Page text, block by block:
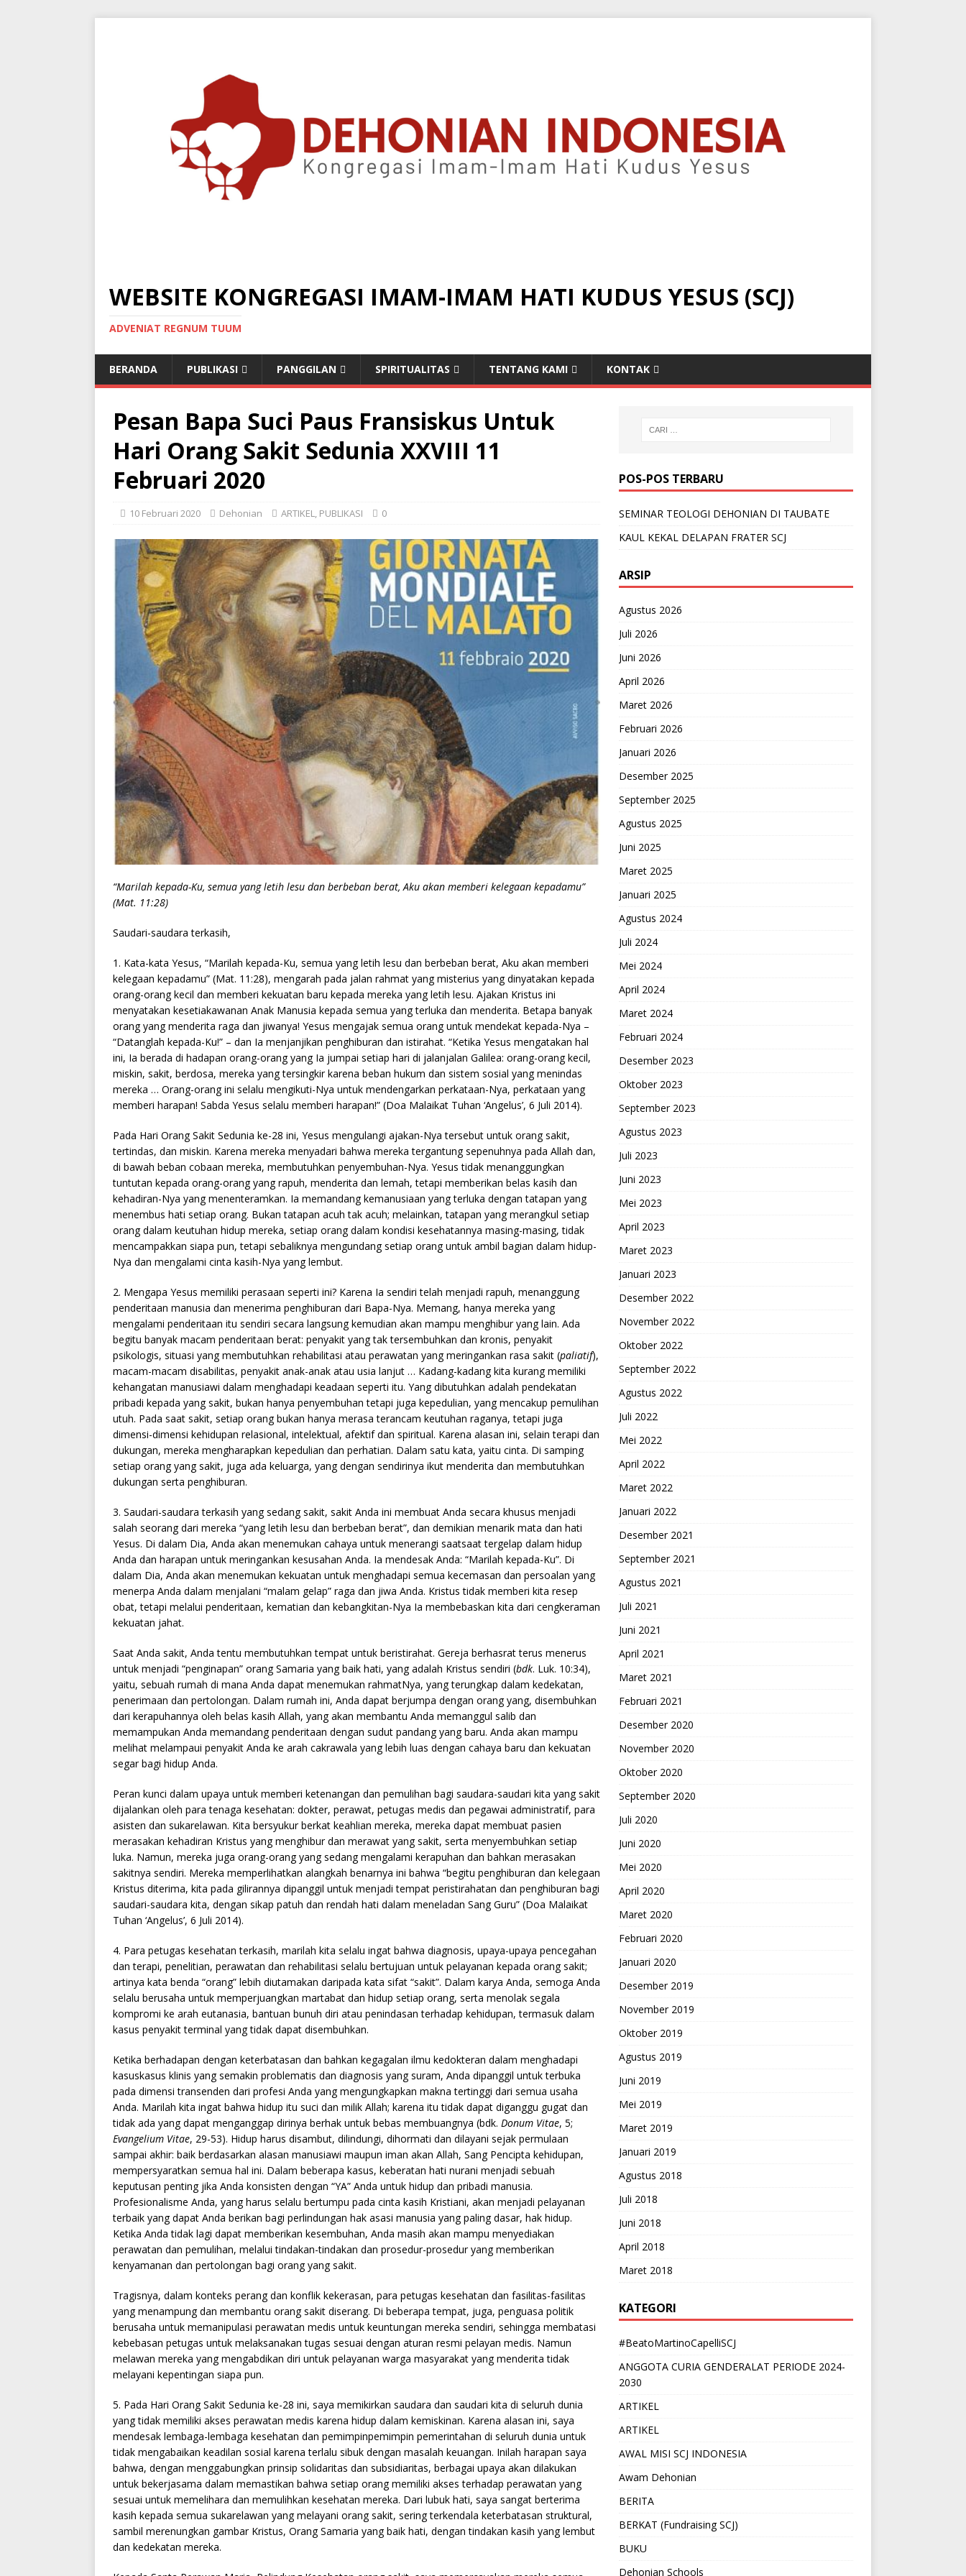
WEBSITE KONGREGASI IMAM-IMAM HATI KUDUS YESUS (SCJ)
ADVENIAT REGNUM TUUM
BERANDA PUBLIKASI PANGGILAN SPIRITUALITAS TENTANG KAMI KONTAK
Pesan Bapa Suci Paus Fransiskus Untuk
Hari Orang Sakit Sedunia XXVIII 11
Februari 2020
10 Februari 2020 Dehonian ARTIKEL, PUBLIKASI 0
“Marilah kepada-Ku, semua yang letih lesu dan berbeban berat, Aku akan memberi kelegaan kepadamu”
(Mat. 11:28)
Saudari-saudara terkasih,
1. Kata-kata Yesus, “Marilah kepada-Ku, semua yang letih lesu dan berbeban berat, Aku akan memberi
kelegaan kepadamu” (Mat. 11:28), mengarah pada jalan rahmat yang misterius yang dinyatakan kepada
orang-orang kecil dan memberi kekuatan baru kepada mereka yang letih lesu. Ajakan Kristus ini
menyatakan kesetiakawanan Anak Manusia kepada semua yang terluka dan menderita. Betapa banyak
orang yang menderita raga dan jiwanya! Yesus mengajak semua orang untuk mendekat kepada-Nya –
“Datanglah kepada-Ku!” – dan Ia menjanjikan penghiburan dan istirahat. “Ketika Yesus mengatakan hal
ini, Ia berada di hadapan orang-orang yang Ia jumpai setiap hari di jalanjalan Galilea: orang-orang kecil,
miskin, sakit, berdosa, mereka yang tersingkir karena beban hukum dan sistem sosial yang menindas
mereka … Orang-orang ini selalu mengikuti-Nya untuk mendengarkan perkataan-Nya, perkataan yang
memberi harapan! Sabda Yesus selalu memberi harapan!” (Doa Malaikat Tuhan ‘Angelus’, 6 Juli 2014).
Pada Hari Orang Sakit Sedunia ke-28 ini, Yesus mengulangi ajakan-Nya tersebut untuk orang sakit,
tertindas, dan miskin. Karena mereka menyadari bahwa mereka tergantung sepenuhnya pada Allah dan,
di bawah beban cobaan mereka, membutuhkan penyembuhan-Nya. Yesus tidak menanggungkan
tuntutan kepada orang-orang yang rapuh, menderita dan lemah, tetapi memberikan belas kasih dan
kehadiran-Nya yang menenteramkan. Ia memandang kemanusiaan yang terluka dengan tatapan yang
menembus hati setiap orang. Bukan tatapan acuh tak acuh; melainkan, tatapan yang merangkul setiap
orang dalam keutuhan hidup mereka, setiap orang dalam kondisi kesehatannya masing-masing, tidak
mencampakkan siapa pun, tetapi sebaliknya mengundang setiap orang untuk ambil bagian dalam hidup-
Nya dan mengalami cinta kasih-Nya yang lembut.
2. Mengapa Yesus memiliki perasaan seperti ini? Karena Ia sendiri telah menjadi rapuh, menanggung
penderitaan manusia dan menerima penghiburan dari Bapa-Nya. Memang, hanya mereka yang
mengalami penderitaan itu sendiri secara langsung kemudian akan mampu menghibur yang lain. Ada
begitu banyak macam penderitaan berat: penyakit yang tak tersembuhkan dan kronis, penyakit
psikologis, situasi yang membutuhkan rehabilitasi atau perawatan yang meringankan rasa sakit (paliatif),
macam-macam disabilitas, penyakit anak-anak atau usia lanjut … Kadang-kadang kita kurang memiliki
kehangatan manusiawi dalam menghadapi keadaan seperti itu. Yang dibutuhkan adalah pendekatan
pribadi kepada yang sakit, bukan hanya penyembuhan tetapi juga kepedulian, yang mencakup pemulihan
utuh. Pada saat sakit, setiap orang bukan hanya merasa terancam keutuhan raganya, tetapi juga
dimensi-dimensi kehidupan relasional, intelektual, afektif dan spiritual. Karena alasan ini, selain terapi dan
dukungan, mereka mengharapkan kepedulian dan perhatian. Dalam satu kata, yaitu cinta. Di samping
setiap orang yang sakit, juga ada keluarga, yang dengan sendirinya ikut menderita dan membutuhkan
dukungan serta penghiburan.
3. Saudari-saudara terkasih yang sedang sakit, sakit Anda ini membuat Anda secara khusus menjadi
salah seorang dari mereka “yang letih lesu dan berbeban berat”, dan demikian menarik mata dan hati
Yesus. Di dalam Dia, Anda akan menemukan cahaya untuk menerangi saatsaat tergelap dalam hidup
Anda dan harapan untuk meringankan kesusahan Anda. Ia mendesak Anda: “Marilah kepada-Ku”. Di
dalam Dia, Anda akan menemukan kekuatan untuk menghadapi semua kecemasan dan persoalan yang
menerpa Anda dalam menjalani “malam gelap” raga dan jiwa Anda. Kristus tidak memberi kita resep
obat, tetapi melalui penderitaan, kematian dan kebangkitan-Nya Ia membebaskan kita dari cengkeraman
kekuatan jahat.
Saat Anda sakit, Anda tentu membutuhkan tempat untuk beristirahat. Gereja berhasrat terus menerus
untuk menjadi “penginapan” orang Samaria yang baik hati, yang adalah Kristus sendiri (bdk. Luk. 10:34),
yaitu, sebuah rumah di mana Anda dapat menemukan rahmatNya, yang terungkap dalam kedekatan,
penerimaan dan pertolongan. Dalam rumah ini, Anda dapat berjumpa dengan orang yang, disembuhkan
dari kerapuhannya oleh belas kasih Allah, yang akan membantu Anda memanggul salib dan
memampukan Anda memandang penderitaan dengan sudut pandang yang baru. Anda akan mampu
melihat melampaui penyakit Anda ke arah cakrawala yang lebih luas dengan cahaya baru dan kekuatan
segar bagi hidup Anda.
Peran kunci dalam upaya untuk memberi ketenangan dan pemulihan bagi saudara-saudari kita yang sakit
dijalankan oleh para tenaga kesehatan: dokter, perawat, petugas medis dan pegawai administratif, para
asisten dan sukarelawan. Kita bersyukur berkat keahlian mereka, mereka dapat membuat pasien
merasakan kehadiran Kristus yang menghibur dan merawat yang sakit, serta menyembuhkan setiap
luka. Namun, mereka juga orang-orang yang sedang mengalami kerapuhan dan bahkan merasakan
sakitnya sendiri. Mereka memperlihatkan alangkah benarnya ini bahwa “begitu penghiburan dan kelegaan
Kristus diterima, kita pada gilirannya dipanggil untuk menjadi tempat peristirahatan dan penghiburan bagi
saudari-saudara kita, dengan sikap patuh dan rendah hati dalam meneladan Sang Guru” (Doa Malaikat
Tuhan ‘Angelus’, 6 Juli 2014).
4. Para petugas kesehatan terkasih, marilah kita selalu ingat bahwa diagnosis, upaya-upaya pencegahan
dan terapi, penelitian, perawatan dan rehabilitasi selalu bertujuan untuk pelayanan kepada orang sakit;
artinya kata benda “orang” lebih diutamakan daripada kata sifat “sakit”. Dalam karya Anda, semoga Anda
selalu berusaha untuk memperjuangkan martabat dan hidup setiap orang, serta menolak segala
kompromi ke arah eutanasia, bantuan bunuh diri atau penindasan terhadap kehidupan, termasuk dalam
kasus penyakit terminal yang tidak dapat disembuhkan.
Ketika berhadapan dengan keterbatasan dan bahkan kegagalan ilmu kedokteran dalam menghadapi
kasuskasus klinis yang semakin problematis dan diagnosis yang suram, Anda dipanggil untuk terbuka
pada dimensi transenden dari profesi Anda yang mengungkapkan makna tertinggi dari semua usaha
Anda. Marilah kita ingat bahwa hidup itu suci dan milik Allah; karena itu tidak dapat diganggu gugat dan
tidak ada yang dapat menganggap dirinya berhak untuk bebas membuangnya (bdk. Donum Vitae, 5;
Evangelium Vitae, 29-53). Hidup harus disambut, dilindungi, dihormati dan dilayani sejak permulaan
sampai akhir: baik berdasarkan alasan manusiawi maupun iman akan Allah, Sang Pencipta kehidupan,
mempersyaratkan semua hal ini. Dalam beberapa kasus, keberatan hati nurani menjadi sebuah
keputusan penting jika Anda konsisten dengan “YA” Anda untuk hidup dan pribadi manusia.
Profesionalisme Anda, yang harus selalu bertumpu pada cinta kasih Kristiani, akan menjadi pelayanan
terbaik yang dapat Anda berikan bagi perlindungan hak asasi manusia yang paling dasar, hak hidup.
Ketika Anda tidak lagi dapat memberikan kesembuhan, Anda masih akan mampu menyediakan
perawatan dan pemulihan, melalui tindakan-tindakan dan prosedur-prosedur yang memberikan
kenyamanan dan pertolongan bagi orang yang sakit.
Tragisnya, dalam konteks perang dan konflik kekerasan, para petugas kesehatan dan fasilitas-fasilitas
yang menampung dan membantu orang sakit diserang. Di beberapa tempat, juga, penguasa politik
berusaha untuk memanipulasi perawatan medis untuk keuntungan mereka sendiri, sehingga membatasi
kebebasan petugas untuk melaksanakan tugas sesuai dengan aturan resmi pelayan medis. Namun
melawan mereka yang mengabdikan diri untuk pelayanan warga masyarakat yang menderita tidak
melayani kepentingan siapa pun.
5. Pada Hari Orang Sakit Sedunia ke-28 ini, saya memikirkan saudara dan saudari kita di seluruh dunia
yang tidak memiliki akses perawatan medis karena hidup dalam kemiskinan. Karena alasan ini, saya
mendesak lembaga-lembaga kesehatan dan pemimpinpemimpin pemerintahan di seluruh dunia untuk
tidak mengabaikan keadilan sosial karena terlalu sibuk dengan masalah keuangan. Inilah harapan saya
bahwa, dengan menggabungkan prinsip solidaritas dan subsidiaritas, berbagai upaya akan dilakukan
untuk bekerjasama dalam memastikan bahwa setiap orang memiliki akses terhadap perawatan yang
sesuai untuk memelihara dan memulihkan kesehatan mereka. Dari lubuk hati, saya sangat berterima
kasih kepada semua sukarelawan yang melayani orang sakit, sering terkendala keterbatasan struktural,
sambil merenungkan gambar Kristus, Orang Samaria yang baik hati, dengan tindakan kasih yang lembut
dan kedekatan mereka.
POS-POS TERBARU
SEMINAR TEOLOGI DEHONIAN DI TAUBATE
KAUL KEKAL DELAPAN FRATER SCJ
ARSIP
Agustus 2026
Juli 2026
Juni 2026
April 2026
Maret 2026
Februari 2026
Januari 2026
Desember 2025
September 2025
Agustus 2025
Juni 2025
Maret 2025
Januari 2025
Agustus 2024
Juli 2024
Mei 2024
April 2024
Maret 2024
Februari 2024
Desember 2023
Oktober 2023
September 2023
Agustus 2023
Juli 2023
Juni 2023
Mei 2023
April 2023
Maret 2023
Januari 2023
Desember 2022
November 2022
Oktober 2022
September 2022
Agustus 2022
Juli 2022
Mei 2022
April 2022
Maret 2022
Januari 2022
Desember 2021
September 2021
Agustus 2021
Juli 2021
Juni 2021
April 2021
Maret 2021
Februari 2021
Desember 2020
November 2020
Oktober 2020
September 2020
Juli 2020
Juni 2020
Mei 2020
April 2020
Maret 2020
Februari 2020
Januari 2020
Desember 2019
November 2019
Oktober 2019
Agustus 2019
Juni 2019
Mei 2019
Maret 2019
Januari 2019
Agustus 2018
Juli 2018
Juni 2018
April 2018
Maret 2018
KATEGORI
#BeatoMartinoCapelliSCJ
ANGGOTA CURIA GENDERALAT PERIODE 2024-
2030
ARTIKEL
ARTIKEL
AWAL MISI SCJ INDONESIA
Awam Dehonian
BERITA
BERKAT (Fundraising SCJ)
BUKU
Dehonian Schools